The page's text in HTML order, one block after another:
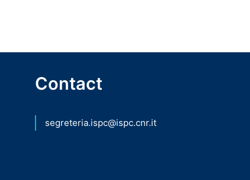
Contact
segreteria.ispc@ispc.cnr.it